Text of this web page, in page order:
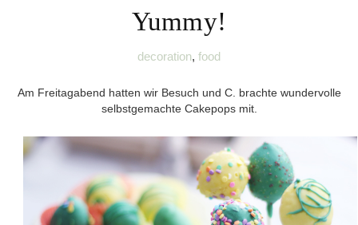
Yummy!
decoration, food
Am Freitagabend hatten wir Besuch und C. brachte wundervolle
selbstgemachte Cakepops mit.